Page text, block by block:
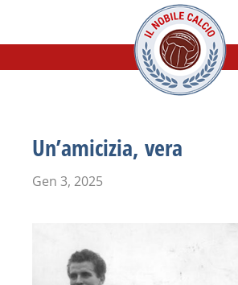
Un’amicizia, vera
Gen 3, 2025